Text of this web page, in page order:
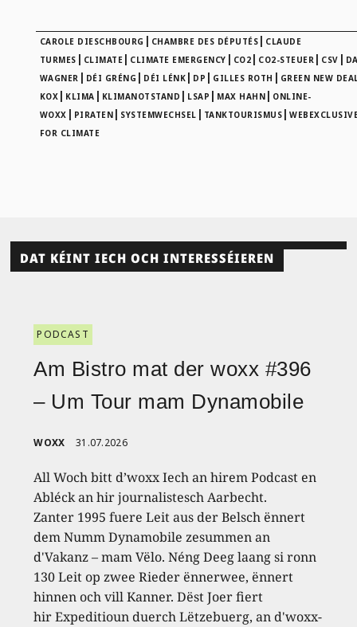
CAROLE DIESCHBOURG | CHAMBRE DES DÉPUTÉS | CLAUDE
TURMES | CLIMATE | CLIMATE EMERGENCY | CO2 | CO2-STEUER | CSV |
WAGNER | DÉI GRÉNG | DÉI LÉNK | DP | GILLES ROTH | GREEN NEW
KOX | KLIMA | KLIMANOTSTAND | LSAP | MAX HAHN | ONLINE-
WOXX | PIRATEN | SYSTEMWECHSEL | TANKTOURISMUS |
FOR CLIMATE
DAT KÉINT IECH OCH INTERESSÉIEREN
PODCAST
Am Bistro mat der woxx #396
– Um Tour mam Dynamobile
WOXX 31.07.2026
All Woch bitt d’woxx Iech an hirem Podcast en
Abléck an hir journalistesch Aarbecht.
Zanter 1995 fuere Leit aus der Belsch ënnert
dem Numm Dynamobile zesummen an
d'Vakanz – mam Vëlo. Néng Deeg laang si ronn
130 Leit op zwee Rieder ënnerwee, ënnert
hinnen och vill Kanner. Dëst Joer fiert
hir Expeditioun duerch Lëtzebuerg, an d'woxx-